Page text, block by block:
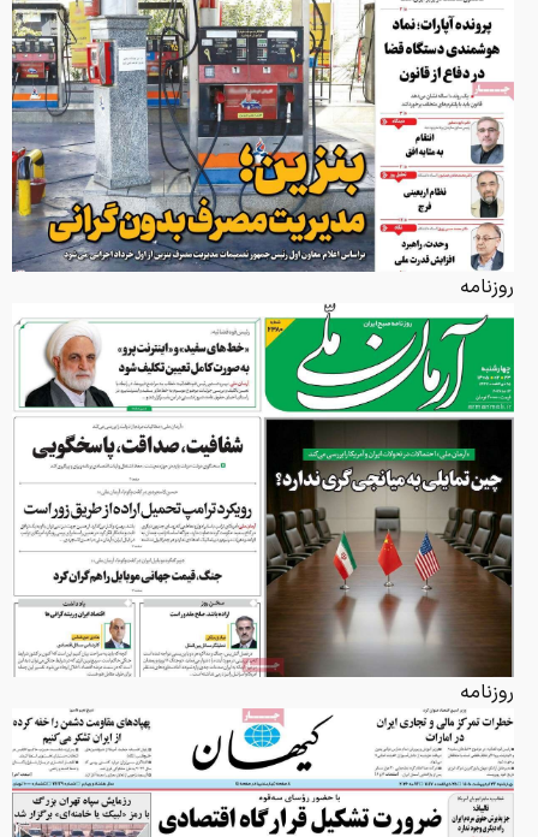
روزنامه
روزنامه